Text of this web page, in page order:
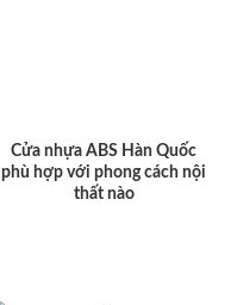
Cửa nhựa ABS Hàn Quốc
phù hợp với phong cách nội
thất nào